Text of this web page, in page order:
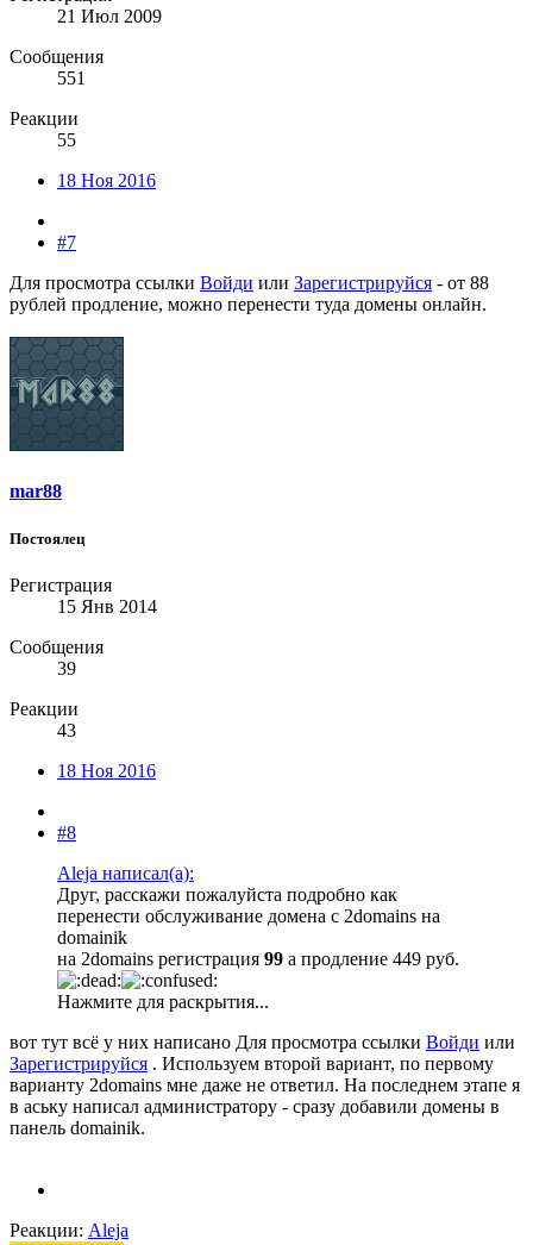
21 Июл 2009
Сообщения
551
Реакции
55
18 Ноя 2016
#7
Для просмотра ссылки Войди или Зарегистрируйся - от 88
рублей продление, можно перенести туда домены онлайн.
mar88
Постоялец
Регистрация
15 Янв 2014
Сообщения
39
Реакции
43
18 Ноя 2016
#8
Aleja написал(а):
Друг, расскажи пожалуйста подробно как
перенести обслуживание домена с 2domains на
domainik
на 2domains регистрация 99 а продление 449 руб.
Нажмите для раскрытия...
вот тут всё у них написано Для просмотра ссылки Войди или
Зарегистрируйся . Используем второй вариант, по первому
варианту 2domains мне даже не ответил. На последнем этапе я
в аську написал администратору - сразу добавили домены в
панель domainik.
Реакции: Aleja